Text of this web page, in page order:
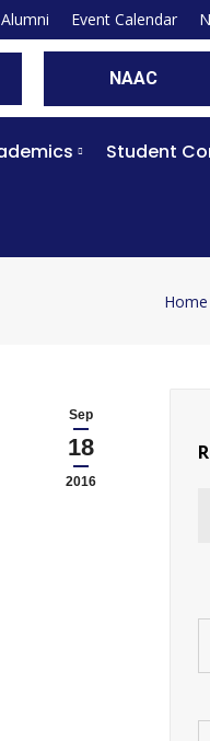
Alumni Event Calendar
NAAC
Student
You
Home
Sep
18
2016